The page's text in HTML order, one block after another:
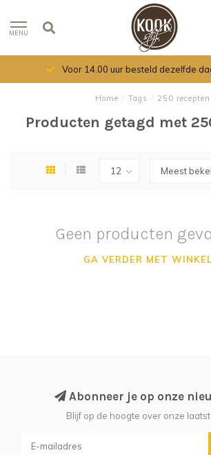
MENU
Voor 14.00 uur besteld dezelfde
Home / Tags / 250 recepten
Producten getagd met
Geen producten
GA VERDER MET
Abonneer je op onze
Blijf op de hoogte over onze